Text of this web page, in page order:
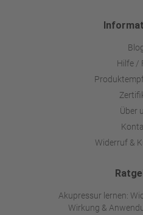
Hilfe /
Über
Widerruf &
Akupressur lernen:
Wirkung &